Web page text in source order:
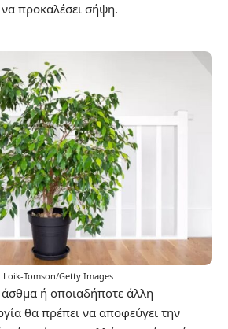
προκαλέσει σήψη.
Tomson/Getty Images
ή οποιαδήποτε άλλη
θα πρέπει να αποφεύγει την